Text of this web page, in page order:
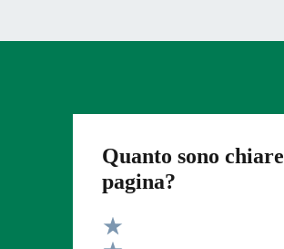
Quanto sono
pagina?